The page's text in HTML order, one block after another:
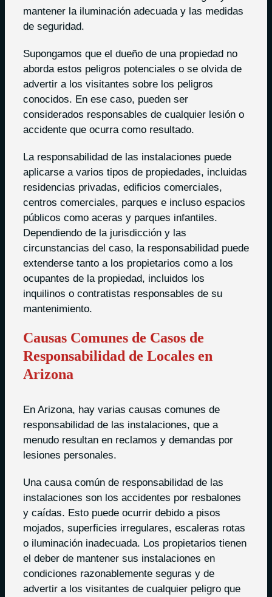
mantener la iluminación adecuada y las medidas
de seguridad.
Supongamos que el dueño de una propiedad no
aborda estos peligros potenciales o se olvida de
advertir a los visitantes sobre los peligros
conocidos. En ese caso, pueden ser
considerados responsables de cualquier lesión o
accidente que ocurra como resultado.
La responsabilidad de las instalaciones puede
aplicarse a varios tipos de propiedades, incluidas
residencias privadas, edificios comerciales,
centros comerciales, parques e incluso espacios
públicos como aceras y parques infantiles.
Dependiendo de la jurisdicción y las
circunstancias del caso, la responsabilidad puede
extenderse tanto a los propietarios como a los
ocupantes de la propiedad, incluidos los
inquilinos o contratistas responsables de su
mantenimiento.
Causas Comunes de Casos de
Responsabilidad de Locales en
Arizona
En Arizona, hay varias causas comunes de
responsabilidad de las instalaciones, que a
menudo resultan en reclamos y demandas por
lesiones personales.
Una causa común de responsabilidad de las
instalaciones son los accidentes por resbalones
y caídas. Esto puede ocurrir debido a pisos
mojados, superficies irregulares, escaleras rotas
o iluminación inadecuada. Los propietarios tienen
el deber de mantener sus instalaciones en
condiciones razonablemente seguras y de
advertir a los visitantes de cualquier peligro que